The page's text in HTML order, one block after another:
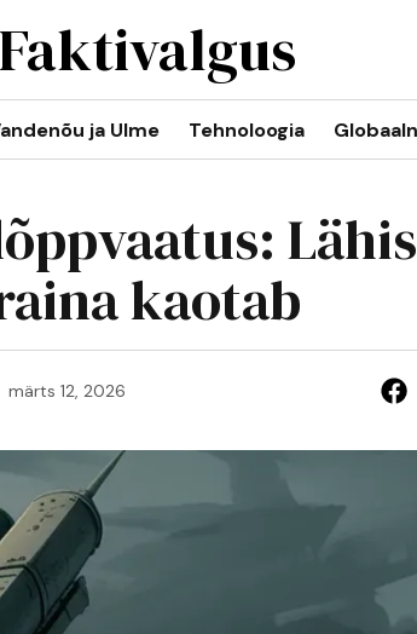
Faktivalgus
ja Ulme Tehnoloogia
kaotab
märts 12, 2026